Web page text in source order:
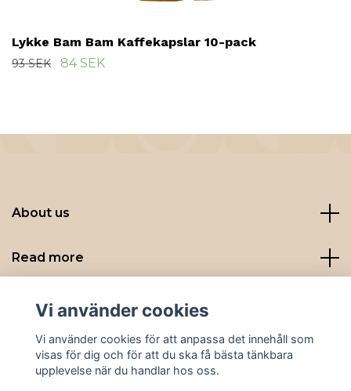
Lykke Bam Bam Kaffekapslar 10-pack
93 SEK 84 SEK
About us
Read more
Sociala medier
Vi använder cookies
Vi använder cookies för att anpassa det innehåll som
visas för dig och för att du ska få bästa tänkbara
upplevelse när du handlar hos oss.